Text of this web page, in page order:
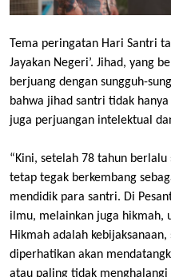
Tema peringatan Hari Santri
Jayakan Negeri’. Jihad, yang
berjuang dengan sungguh-
bahwa jihad santri tidak
juga perjuangan intelektual
“Kini, setelah 78 tahun
tetap tegak berkembang
mendidik para santri. Di
ilmu, melainkan juga hikmah,
Hikmah adalah
diperhatikan akan
atau paling tidak